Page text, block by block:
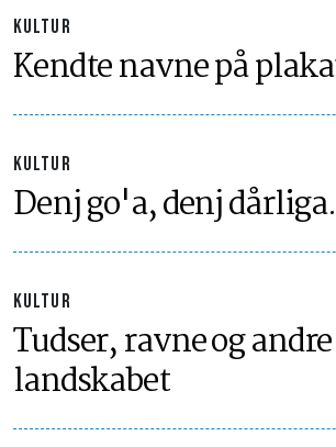
KULTUR
Kendte navne på
KULTUR
Denj go'a, denj
KULTUR
Tudser, ravne og
landskabet